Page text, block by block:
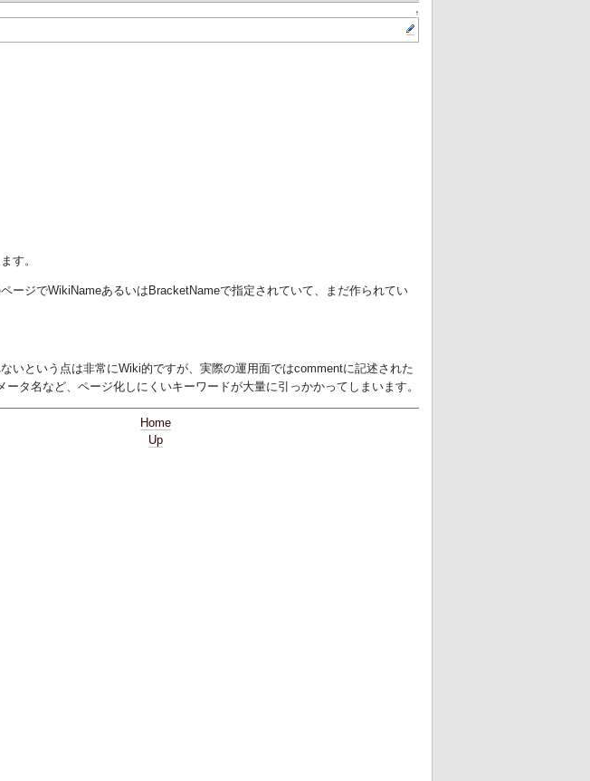
↑
す。
ージでWikiNameあるいはBracketNameで指定されていて、まだ作られてい
いという点は非常にWiki的ですが、実際の運用面ではcommentに記述された
タ名など、ページ化しにくいキーワードが大量に引っかかってしまいます。
Home
Up